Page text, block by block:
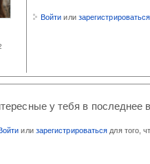
Войти или зарегистрироваться
у тебя в последнее
или зарегистрироваться для того,